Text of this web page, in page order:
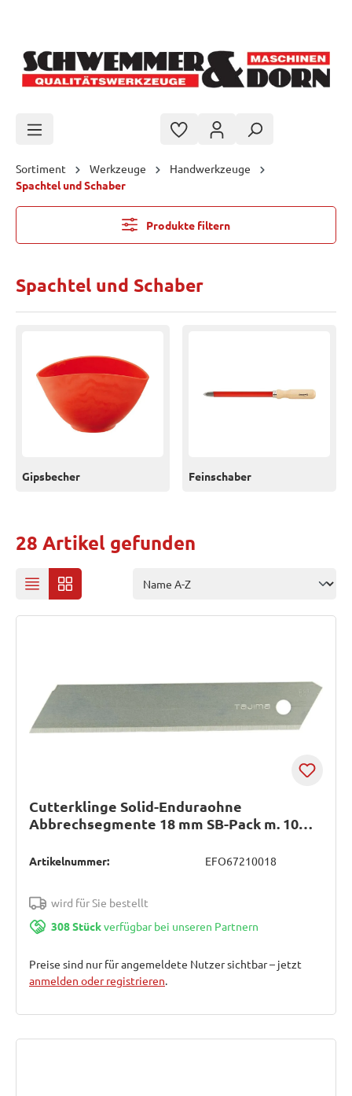
Sortiment Werkzeuge
Handwerkzeuge
Spachtel und Schaber
Produkte filtern
Spachtel und Schaber
Gipsbecher Feinschaber
28 Artikel gefunden
Cutterklinge Solid-Enduraohne
Abbrechsegmente 18 mm SB-Pack m. 10
Artikelnummer: EFO67210018
wird für Sie bestellt
308 Stückverfügbar bei unseren Partnern
Preise sind nur für angemeldete Nutzer sichtbar – jetzt
anmelden oder registrieren.